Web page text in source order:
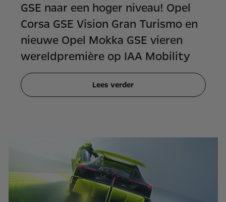
GSE naar een hoger niveau! Opel
Corsa GSE Vision Gran Turismo en
nieuwe Opel Mokka GSE vieren
wereldpremière op IAA Mobility
Lees verder